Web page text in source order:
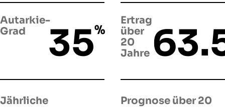
Autarkie-
Grad
35%
Ertrag
über
20
Jahre
Jährliche
Prognose über 20